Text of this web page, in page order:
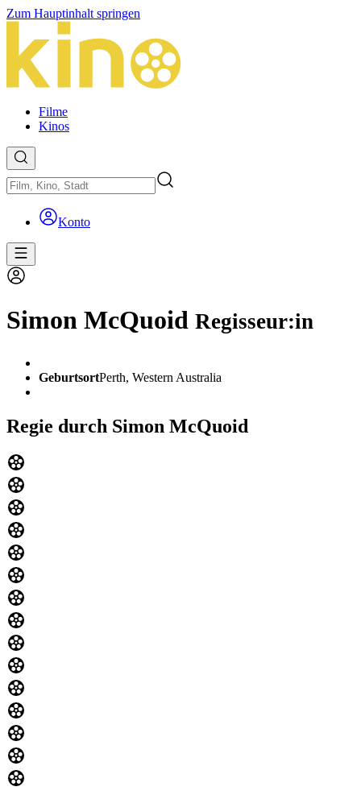
Zum Hauptinhalt springen
Filme
Kinos
Konto
Simon McQuoid Regisseur:in
GeburtsortPerth, Western Australia
Regie durch Simon McQuoid